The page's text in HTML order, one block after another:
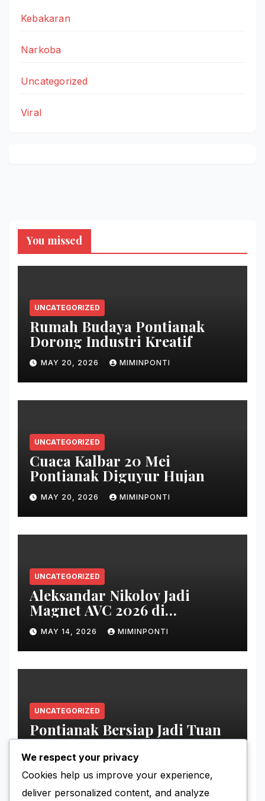
Kebakaran
Narkoba
Uncategorized
Viral
You missed
UNCATEGORIZED
Rumah Budaya Pontianak
Dorong Industri Kreatif
MAY 20, 2026 MIMINPONTI
UNCATEGORIZED
Cuaca Kalbar 20 Mei
Pontianak Diguyur Hujan
MAY 20, 2026 MIMINPONTI
UNCATEGORIZED
Aleksandar Nikolov Jadi
Magnet AVC 2026 di
Pontianak
MAY 14, 2026 MIMINPONTI
UNCATEGORIZED
Pontianak Bersiap Jadi Tuan
Rumah Ajang Voli Asia
We respect your privacy
Cookies help us improve your experience,
deliver personalized content, and analyze